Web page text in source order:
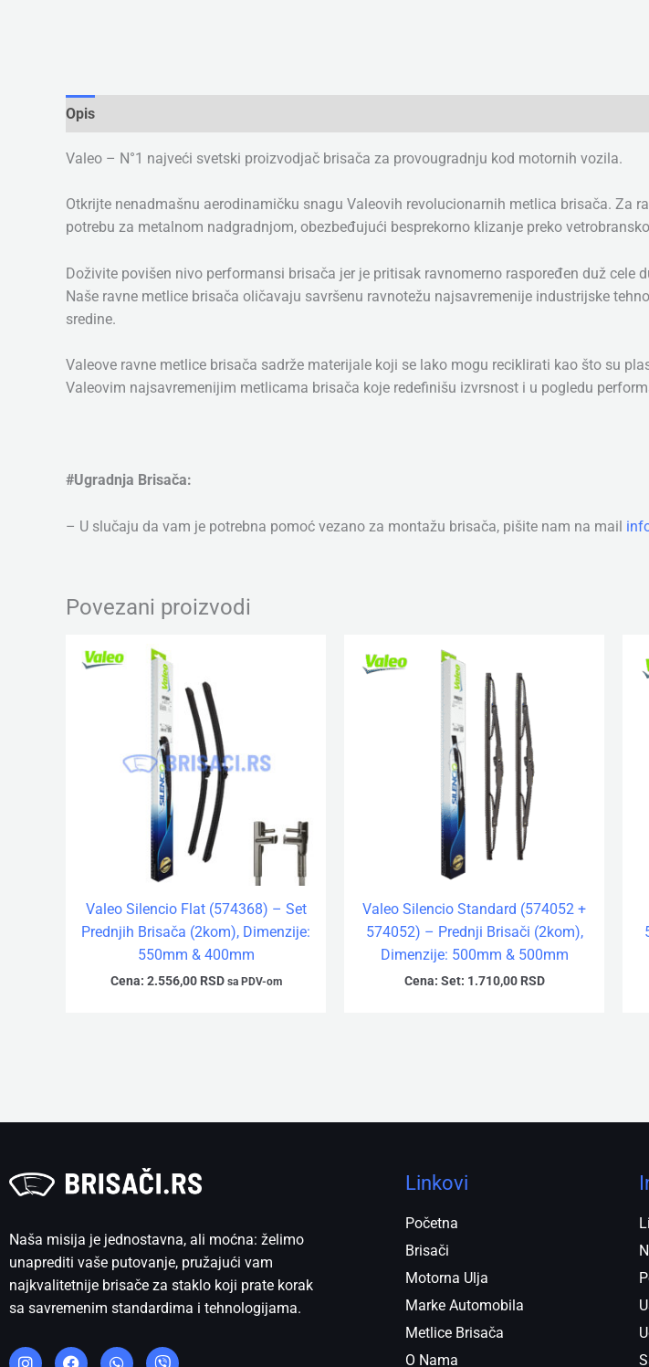
Opis
Valeo – N°1 najveći svetski proizvodjač brisača za provougradnju kod motornih vozila.
Otkrijte nenadmašnu aerodinamičku snagu Valeovih revolucionarnih metlica brisača.
potrebu za metalnom nadgradnjom, obezbeđujući besprekorno klizanje preko
Doživite povišen nivo performansi brisača jer je pritisak ravnomerno raspoređen duž
Naše ravne metlice brisača oličavaju savršenu ravnotežu najsavremenije industrijske
sredine.
Valeove ravne metlice brisača sadrže materijale koji se lako mogu reciklirati kao što su
Valeovim najsavremenijim metlicama brisača koje redefinišu izvrsnost i u pogledu
#Ugradnja Brisača:
– U slučaju da vam je potrebna pomoć vezano za montažu brisača, pišite nam na mail
Povezani proizvodi
Valeo Silencio Flat (574368) – Set
Prednjih Brisača (2kom), Dimenzije:
550mm & 400mm
Cena: 2.556,00 RSD sa PDV-om
Valeo Silencio Standard (574052 +
574052) – Prednji Brisači (2kom),
Dimenzije: 500mm & 500mm
Cena: Set: 1.710,00 RSD
Naša misija je jednostavna, ali moćna: želimo
unaprediti vaše putovanje, pružajući vam
najkvalitetnije brisače za staklo koji prate korak
sa savremenim standardima i tehnologijama.
n
a
h
i
Linkovi
Početna
Brisači
Motorna Ulja
Marke Automobila
Metlice Brisača
O Nama